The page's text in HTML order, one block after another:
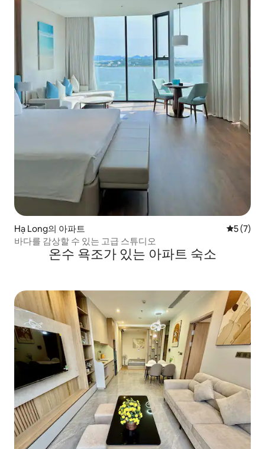
Hạ Long의 아파트 평점 5점
5 (7)
바다를 감상할 수 있는 고급 스튜디오
온수 욕조가 있는 아파트 숙소